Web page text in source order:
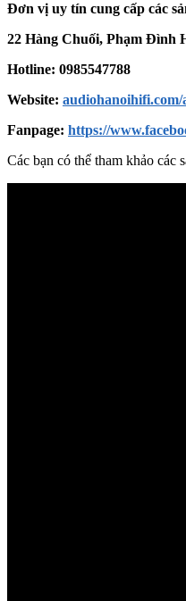
Đơn vị uy tín cung cấp các
22 Hàng Chuối, Phạm Đình
Hotline: 0985547788
Website:
Fanpage: https://
Các bạn có thể tham khảo các